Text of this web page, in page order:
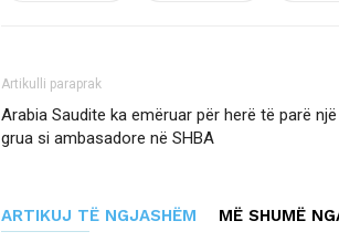
Artikulli paraprak
Arabia Saudite ka emëruar për herë të parë një
grua si ambasadore në SHBA
ARTIKUJ TË NGJASHËM MË SHUMË